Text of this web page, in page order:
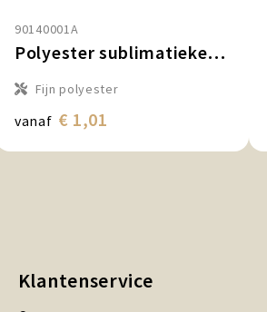
90140001A
Polyester sublimatiekeycord met flesopener
Fijn polyester
vanaf € 1,01
Klantenservice